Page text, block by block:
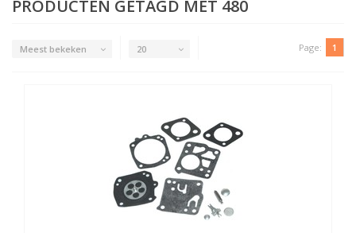
PRODUCTEN GETAGD MET 480
Meest bekeken 20 Page: 1